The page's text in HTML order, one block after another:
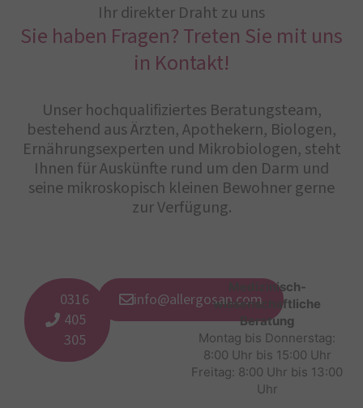
Ihr direkter Draht zu uns
Sie haben Fragen? Treten Sie mit uns
in Kontakt!
Unser hochqualifiziertes Beratungsteam,
bestehend aus Ärzten, Apothekern, Biologen,
Ernährungsexperten und Mikrobiologen, steht
Ihnen für Auskünfte rund um den Darm und
seine mikroskopisch kleinen Bewohner gerne
zur Verfügung.
0316
405
305
info@allergosan.com
Medizinisch-
wissenschaftliche
Beratung
Montag bis Donnerstag:
8:00 Uhr bis 15:00 Uhr
Freitag: 8:00 Uhr bis 13:00
Uhr